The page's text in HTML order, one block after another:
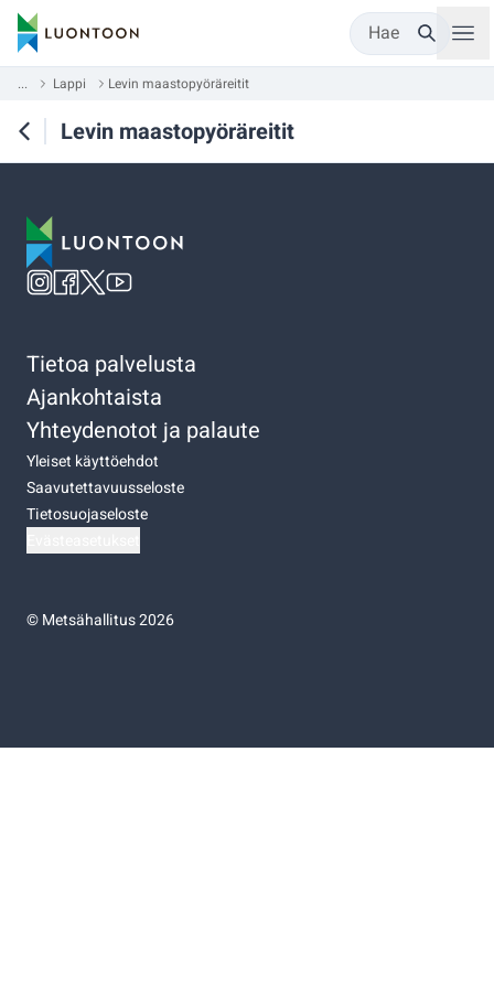
Hae
... Lappi Levin maastopyöräreitit
Levin maastopyöräreitit
Tietoa palvelusta
Ajankohtaista
Yhteydenotot ja palaute
Yleiset käyttöehdot
Saavutettavuusseloste
Tietosuojaseloste
©Metsähallitus 2026